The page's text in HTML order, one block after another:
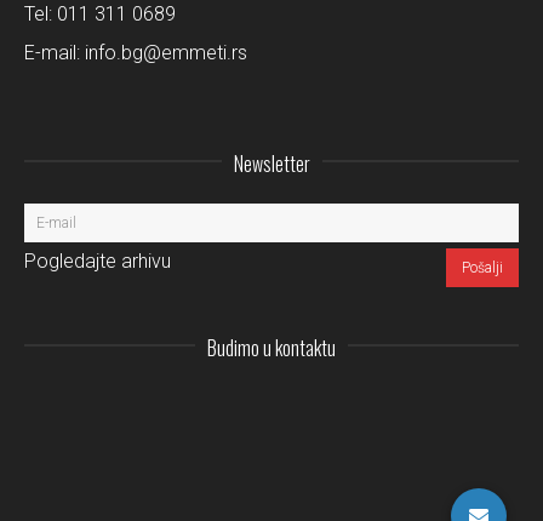
Tel: 011 311 0689
E-mail: info.bg@emmeti.rs
Newsletter
Pogledajte arhivu
Budimo u kontaktu